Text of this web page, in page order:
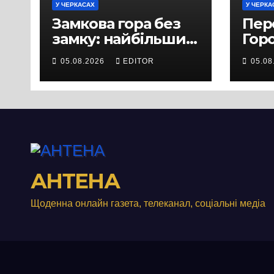
У ЧЕРКАСАХ
Замкова гора без
замку: найбільший
історичний міф
Черкас
05.08.2026 EDITOR
У
АНТЕНА
Щоденна онлайн газета, телеканал, соціальні медіа